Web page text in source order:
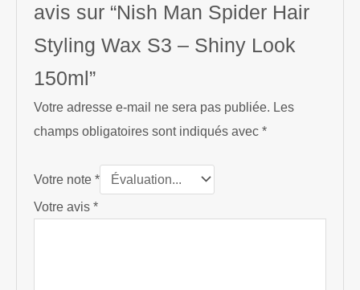
avis sur “Nish Man Spider Hair
Styling Wax S3 – Shiny Look
150ml”
Votre adresse e-mail ne sera pas publiée. Les
champs obligatoires sont indiqués avec*
Votre note*
Votre avis*